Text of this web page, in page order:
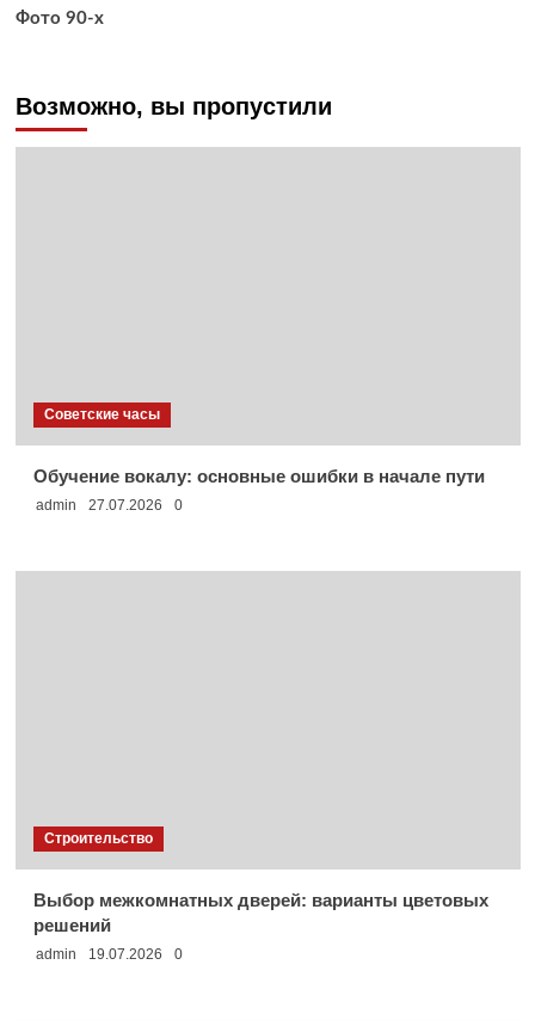
Фото 90-х
Возможно, вы пропустили
Советские часы
Обучение вокалу: основные ошибки в начале пути
admin 27.07.2026 0
Строительство
Выбор межкомнатных дверей: варианты цветовых
решений
admin 19.07.2026 0